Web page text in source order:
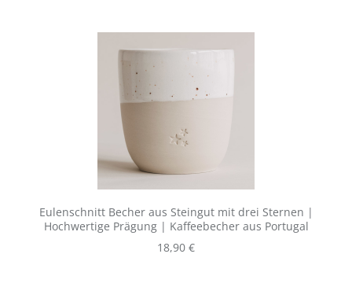
Eulenschnitt Becher aus Steingut mit drei Sternen |
Hochwertige Prägung | Kaffeebecher aus Portugal
Regulärer Preis:
18,90 €